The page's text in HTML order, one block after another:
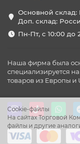
Cookie-файлы
На сайтах Торговой
файлы и другие
Основной склад:
Доп. склад:
Пн-Пт, с 10:00 до
Наша фирма была
специализируется
товаров из Европы и